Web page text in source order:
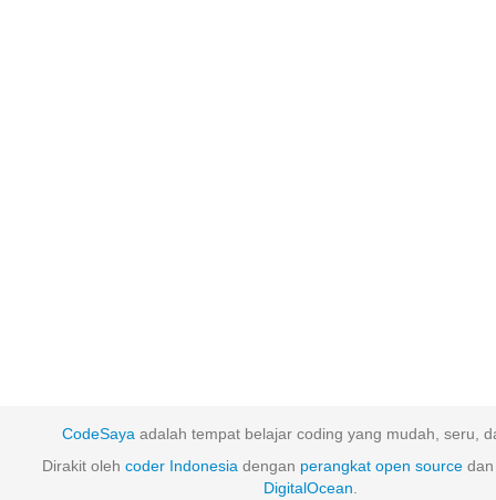
CodeSaya adalah tempat belajar coding yang mudah, seru,
Dirakit oleh coder Indonesia dengan perangkat open source
DigitalOcean